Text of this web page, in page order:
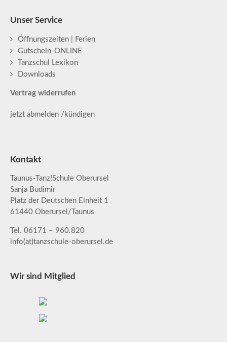
Unser Service
Öffnungszeiten | Ferien
Gutschein-ONLINE
Tanzschul Lexikon
Downloads
Vertrag widerrufen
jetzt abmelden /kündigen
Kontakt
Taunus-Tanz!Schule Oberursel
Sanja Budimir
Platz der Deutschen Einheit 1
61440 Oberursel/Taunus
Tel. 06171 – 960.820
info(at)tanzschule-oberursel.de
Wir sind Mitglied